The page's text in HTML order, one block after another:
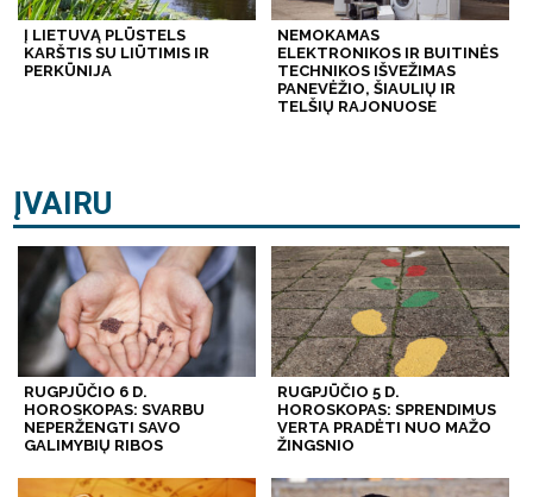
Į LIETUVĄ PLŪSTELS
KARŠTIS SU LIŪTIMIS IR
PERKŪNIJA
NEMOKAMAS
ELEKTRONIKOS IR BUITINĖS
TECHNIKOS IŠVEŽIMAS
PANEVĖŽIO, ŠIAULIŲ IR
TELŠIŲ RAJONUOSE
ĮVAIRU
RUGPJŪČIO 6 D.
HOROSKOPAS: SVARBU
NEPERŽENGTI SAVO
GALIMYBIŲ RIBOS
RUGPJŪČIO 5 D.
HOROSKOPAS: SPRENDIMUS
VERTA PRADĖTI NUO MAŽO
ŽINGSNIO